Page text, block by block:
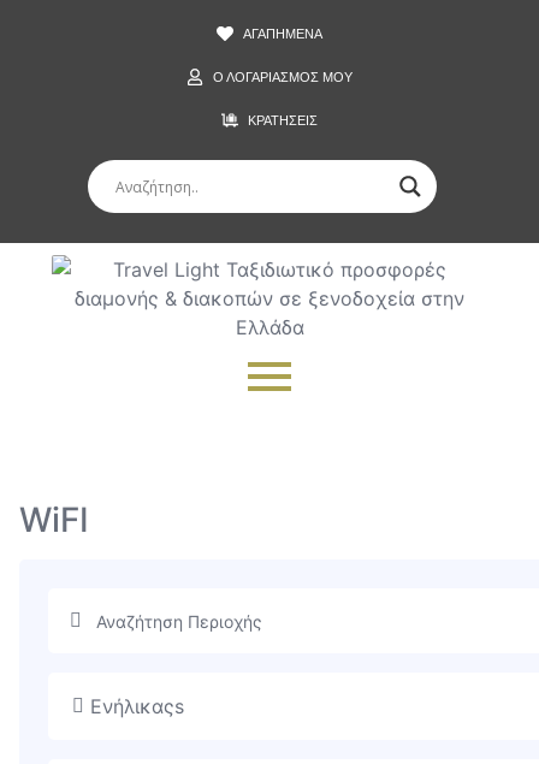
ΑΓΑΠΗΜΕΝΑ
Ο ΛΟΓΑΡΙΑΣΜΟΣ ΜΟΥ
ΚΡΑΤΗΣΕΙΣ
WiFI
Ενήλικαςs